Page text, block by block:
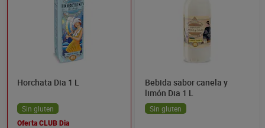
Horchata Dia 1 L
Sin gluten
Oferta CLUB Dia
Bebida sabor canela y
limón Dia 1 L
Sin gluten